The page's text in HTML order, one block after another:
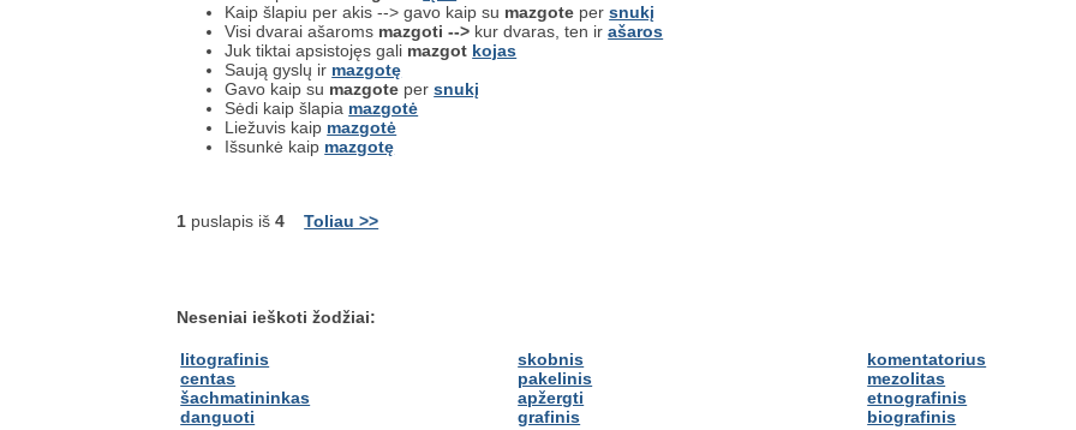
Kaip šlapiu per akis --> gavo kaip su mazgote persnukį
Visi dvarai ašaroms mazgoti --> kur dvaras, ten irašaros
Juk tiktai apsistojęs gali mazgot kojas
Saują gyslų ir mazgotę
Gavo kaip su mazgote persnukį
Sėdi kaip šlapia mazgotė
Liežuvis kaip mazgotė
Išsunkė kaip mazgotę
1 puslapis iš4 Toliau >>
Neseniai ieškoti žodžiai:
litografinis
centas
šachmatininkas
danguoti
skobnis
pakelinis
apžergti
grafinis
komentatorius
mezolitas
etnografinis
biografinis